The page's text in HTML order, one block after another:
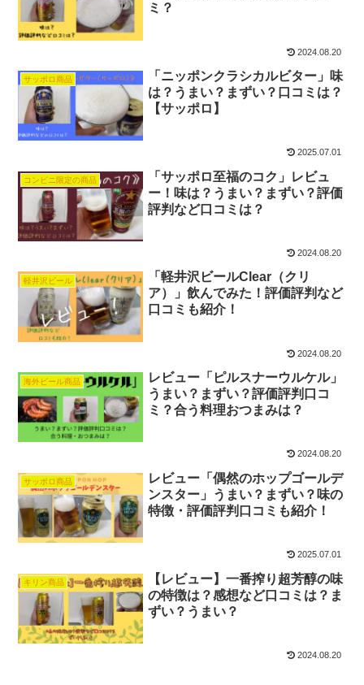
ミ？
2024.08.20
サッポロ商品
「ニッポンクラシカルビター」味
は？うまい？まずい？口コミは？
【サッポロ】
2025.07.01
コンビニ限定の商品
「サッポロ至福のコク」レビュ
ー！味は？うまい？まずい？評価
評判など口コミは？
2024.08.20
軽井沢ビール
「軽井沢ビールClear（クリ
ア）」飲んでみた！評価評判など
口コミも紹介！
2024.08.20
海外ビール商品
レビュー「ピルスナーウルケル」
うまい？まずい？評価評判口コ
ミ？合う料理おつまみは？
2024.08.20
サッポロ商品
レビュー「偶然のホップゴールデ
ンスター」うまい？まずい？味の
特徴・評価評判口コミも紹介！
2025.07.01
キリン商品
【レビュー】一番搾り超芳醇の味
の特徴は？感想など口コミは？ま
ずい？うまい？
2024.08.20